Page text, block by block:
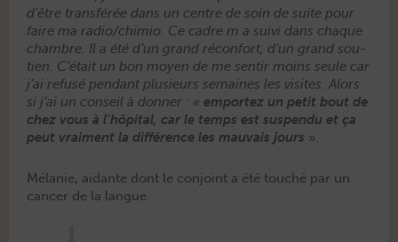
d’être trans­férée dans un cen­tre de soin de suite pour
faire ma radio/chimio. Ce cadre m a suivi dans chaque
cham­bre. Il a été d’un grand récon­fort, d’un grand sou­
tien. C’était un bon moyen de me sen­tir moins seule car
j’ai refusé pen­dant plusieurs semaines les vis­ites. Alors
si j’ai un con­seil à don­ner : « emportez un petit bout de
chez vous à l’hôpital, car le temps est sus­pendu et ça
peut vrai­ment la dif­férence les mau­vais jours ».
Mélanie, aidante dont le conjoint a été touché par un
cancer de la langue